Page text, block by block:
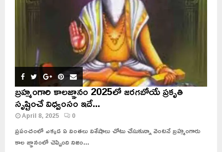
బ్రహ్మంగారి కాలజ్ఞానం 2025లో జరగబోయే ప్రకృతి
సృష్టించే విధ్వంసం ఇదే...
April 8, 2025 0
ప్రపంచంలో ఎక్కడ ఏ వింతలు విశేషాలు చోటు చేసుకున్నా వెంటనే బ్రహ్మంగారు
కాల జ్ఞానంలో చెప్పింది నిజం...